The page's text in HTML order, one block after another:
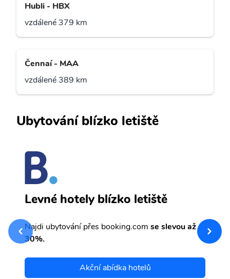
Hubli - HBX
vzdálené 379 km
Čennaí - MAA
vzdálené 389 km
Ubytování blízko letiště
Levné hotely blízko letiště
Najdi ubytování přes booking.com se slevou až
30%.
Akční abídka hotelů